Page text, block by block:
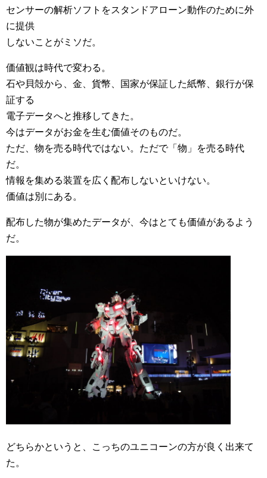
センサーの解析ソフトをスタンドアローン動作のために外
に提供
しないことがミソだ。
価値観は時代で変わる。
石や貝殻から、金、貨幣、国家が保証した紙幣、銀行が保
証する
電子データへと推移してきた。
今はデータがお金を生む価値そのものだ。
ただ、物を売る時代ではない。ただで「物」を売る時代
だ。
情報を集める装置を広く配布しないといけない。
価値は別にある。
配布した物が集めたデータが、今はとても価値があるよう
だ。
どちらかというと、こっちのユニコーンの方が良く出来て
た。